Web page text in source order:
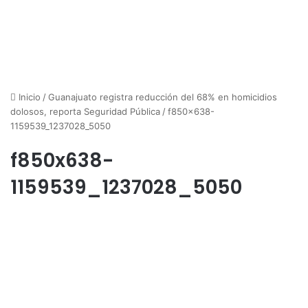
Inicio /Guanajuato registra reducción del 68% en homicidios
dolosos, reporta Seguridad Pública /f850x638-
1159539_1237028_5050
f850x638-
1159539_1237028_5050